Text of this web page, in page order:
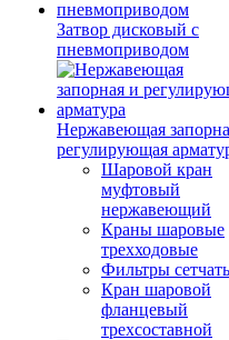
Затвор дисковый с
пневмоприводом
Нержавеющая
регулирующая
Шаровой кран
муфтовый
нержавеющий
Краны шаровые
трехходовые
Фильтры
Кран шаровой
фланцевый
трехсоставной